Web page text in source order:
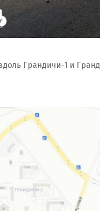
Грандичи-1 и